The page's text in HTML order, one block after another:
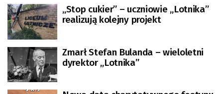
„Stop cukier” – uczniowie „Lotnika”
realizują kolejny projekt
Zmarł Stefan Bulanda – wieloletni
dyrektor „Lotnika”